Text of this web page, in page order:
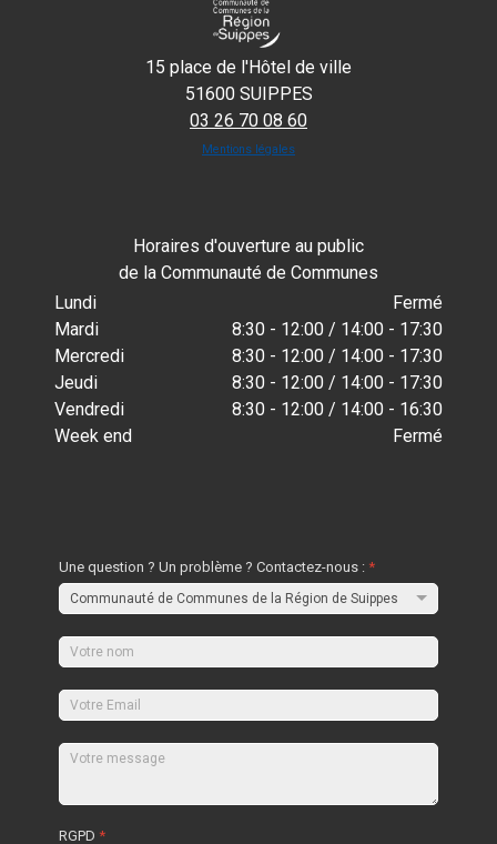
15 place de l'Hôtel de ville
51600 SUIPPES
03 26 70 08 60
Mentions légales
Horaires d'ouverture au public
de la Communauté de Communes
Lundi
Fermé
Mardi
8:30 - 12:00 / 14:00 - 17:30
Mercredi
8:30 - 12:00 / 14:00 - 17:30
Jeudi
8:30 - 12:00 / 14:00 - 17:30
Vendredi
8:30 - 12:00 / 14:00 - 16:30
Week end
Fermé
Une question ? Un problème ? Contactez-nous :*
RGPD*